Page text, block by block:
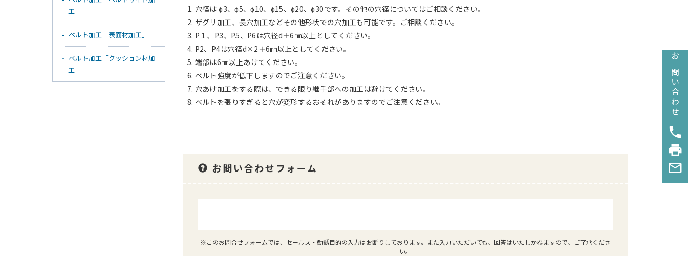
工」
ベルト加工「表面材加工」
ベルト加工「クッション材加
工」
穴径は ɸ3、ɸ5、ɸ10、ɸ15、ɸ20、ɸ30です。その他の穴径についてはご相談ください。
ザグリ加工、長穴加工などその他形状での穴加工も可能です。ご相談ください。
P１、P3、P5、P6は穴径d＋6㎜以上としてください。
P2、P4は穴径d×2＋6㎜以上としてください。
端部は6㎜以上あけてください。
ベルト強度が低下しますのでご注意ください。
穴あけ加工をする際は、できる限り継手部への加工は避けてください。
ベルトを張りすぎると穴が変形するおそれがありますのでご注意ください。
お問い合わせ
phone
print
mail_outline
お問い合わせフォーム
※このお問合せフォームでは、セールス・勧誘目的の入力はお断りしております。また入力いただいても、回答はいたしかねますので、ご了承くださ
い。